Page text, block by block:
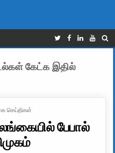
கேட்க இதில்
IN
செய்திகள்
பேபால்